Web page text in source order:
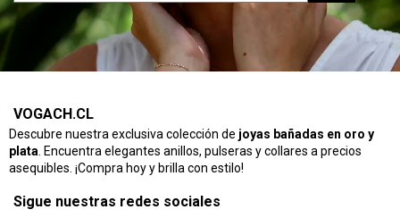
VOGACH.CL
Descubre nuestra exclusiva colección de joyas bañadas en oro y
plata . Encuentra elegantes anillos, pulseras y collares a precios
asequibles. ¡Compra hoy y brilla con estilo!
Sigue nuestras redes sociales